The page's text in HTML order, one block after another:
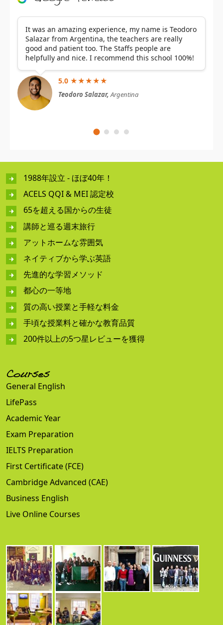
It was an amazing experience, my name is Teodoro
Salazar from Argentina, the teachers are really
good and patient too. The Staffs people are
helpfully and nice. I recommend this school 100%!
5.0 ★★★★★
Teodoro Salazar,Argentina
1988年設立 - ほぼ40年！
ACELS QQI & MEI 認定校
65を超える国からの生徒
講師と巡る週末旅行
アットホームな雰囲気
ネイティブから学ぶ英語
先進的な学習メソッド
都心の一等地
質の高い授業と手軽な料金
手頃な授業料と確かな教育品質
200件以上の5つ星レビューを獲得
Courses
General English
LifePass
Academic Year
Exam Preparation
IELTS Preparation
First Certificate (FCE)
Cambridge Advanced (CAE)
Business English
Live Online Courses